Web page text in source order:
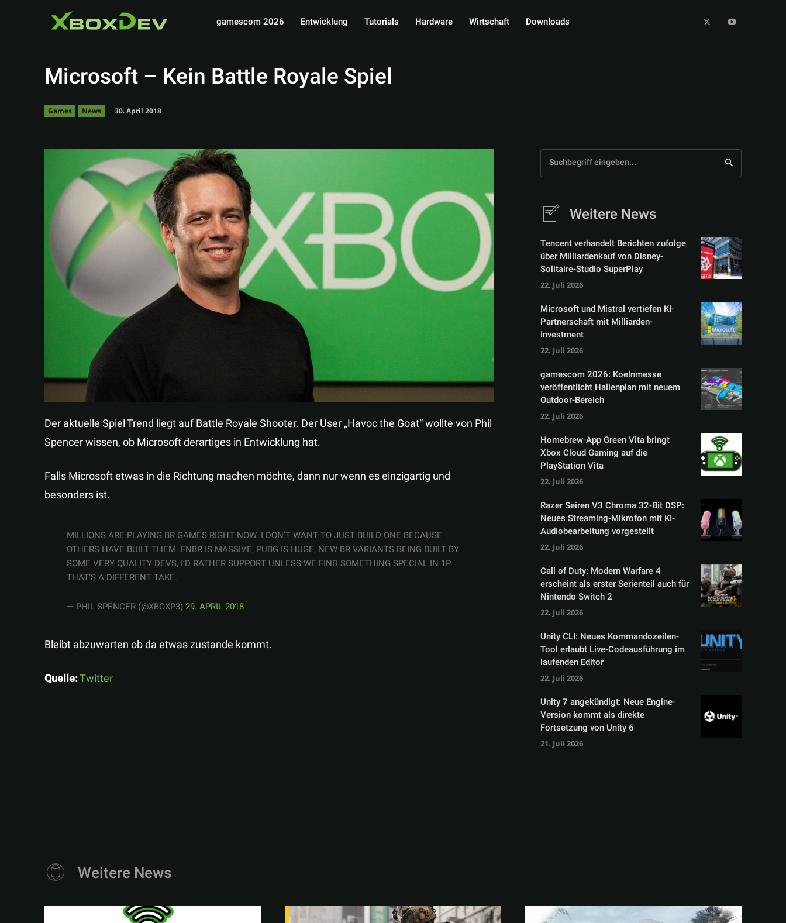
gamescom 2026 Entwicklung Tutorials Hardware Wirtschaft Downloads
Microsoft – Kein Battle Royale Spiel
Games News 30. April 2018
Teilen
Der aktuelle Spiel Trend liegt auf Battle Royale Shooter. Der User „Havoc the Goat“ wollte von Phil
Spencer wissen, ob Microsoft derartiges in Entwicklung hat.
Falls Microsoft etwas in die Richtung machen möchte, dann nur wenn es einzigartig und
besonders ist.
MILLIONS ARE PLAYING BR GAMES RIGHT NOW. I DON’T WANT TO JUST BUILD ONE BECAUSE
OTHERS HAVE BUILT THEM. FNBR IS MASSIVE, PUBG IS HUGE, NEW BR VARIANTS BEING BUILT BY
SOME VERY QUALITY DEVS, I’D RATHER SUPPORT UNLESS WE FIND SOMETHING SPECIAL IN 1P
THAT’S A DIFFERENT TAKE.
— PHIL SPENCER (@XBOXP3)29. APRIL 2018
Bleibt abzuwarten ob da etwas zustande kommt.
Quelle:Twitter
Suchbegriff eingeben...
Weitere News
Tencent verhandelt Berichten zufolge
über Milliardenkauf von Disney-
Solitaire-Studio SuperPlay
22. Juli 2026
Microsoft und Mistral vertiefen KI-
Partnerschaft mit Milliarden-
Investment
22. Juli 2026
gamescom 2026: Koelnmesse
veröffentlicht Hallenplan mit neuem
Outdoor-Bereich
22. Juli 2026
Homebrew-App Green Vita bringt
Xbox Cloud Gaming auf die
PlayStation Vita
22. Juli 2026
Razer Seiren V3 Chroma 32-Bit DSP:
Neues Streaming-Mikrofon mit KI-
Audiobearbeitung vorgestellt
22. Juli 2026
Call of Duty: Modern Warfare 4
erscheint als erster Serienteil auch für
Nintendo Switch 2
22. Juli 2026
Unity CLI: Neues Kommandozeilen-
Tool erlaubt Live-Codeausführung im
laufenden Editor
22. Juli 2026
Unity 7 angekündigt: Neue Engine-
Version kommt als direkte
Fortsetzung von Unity 6
21. Juli 2026
Weitere News